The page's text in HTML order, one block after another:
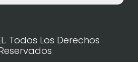
Todos Los Derechos